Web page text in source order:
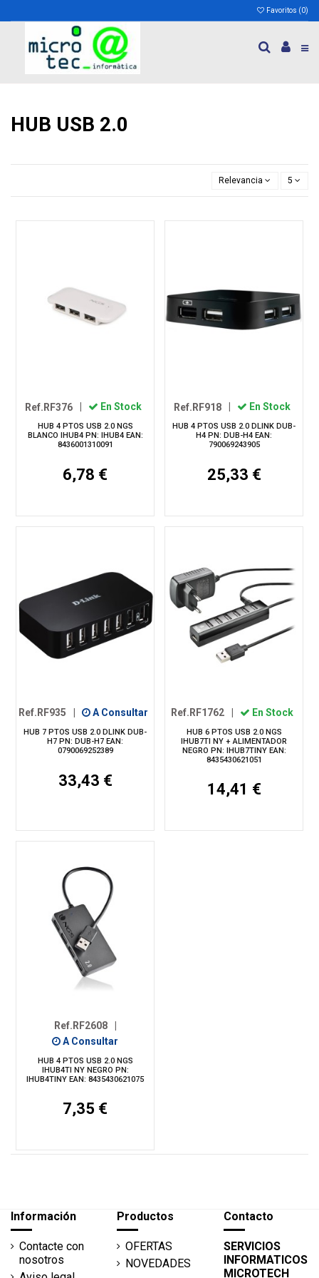
Favoritos (0)
HUB USB 2.0
Relevancia 5
Ref.RF376 En Stock
HUB 4 PTOS USB 2.0 NGS
BLANCO IHUB4 PN: IHUB4 EAN:
8436001310091
6,78 €
Ref.RF918 En Stock
HUB 4 PTOS USB 2.0 DLINK DUB-
H4 PN: DUB-H4 EAN:
790069243905
25,33 €
Ref.RF935 A Consultar
HUB 7 PTOS USB 2.0 DLINK DUB-
H7 PN: DUB-H7 EAN:
0790069252389
33,43 €
Ref.RF1762 En Stock
HUB 6 PTOS USB 2.0 NGS
IHUB7TI NY + ALIMENTADOR
NEGRO PN: IHUB7TINY EAN:
8435430621051
14,41 €
Ref.RF2608
A Consultar
HUB 4 PTOS USB 2.0 NGS
IHUB4TI NY NEGRO PN:
IHUB4TINY EAN: 8435430621075
7,35 €
Información
Contacte con
nosotros
Productos
OFERTAS
NOVEDADES
Contacto
SERVICIOS
INFORMATICOS
MICROTECH